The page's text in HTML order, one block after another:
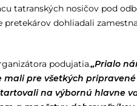
tatranských nosičov pod
pretekárov dohliadali
podujatia.„Prialo
pre všetkých
na výbornú hlavne